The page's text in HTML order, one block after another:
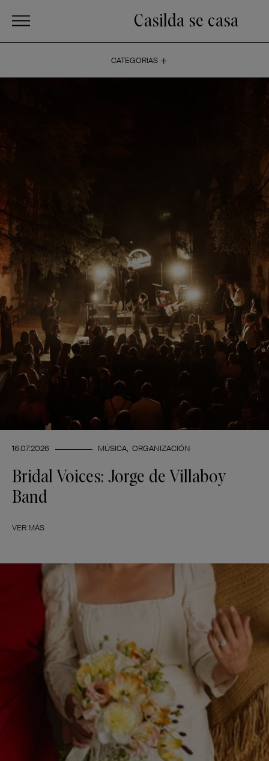
Casilda se casa
CATEGORIAS +
16.07.2026 MÚSICA ORGANIZACIÓN
Bridal Voices: Jorge de Villaboy
Band
VER MÁS